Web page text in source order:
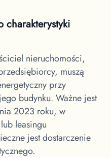
charakterystyki
nieruchomości,
muszą
przy
budynku. Ważne jest
2023 roku, w
leasingu
jest dostarczenie